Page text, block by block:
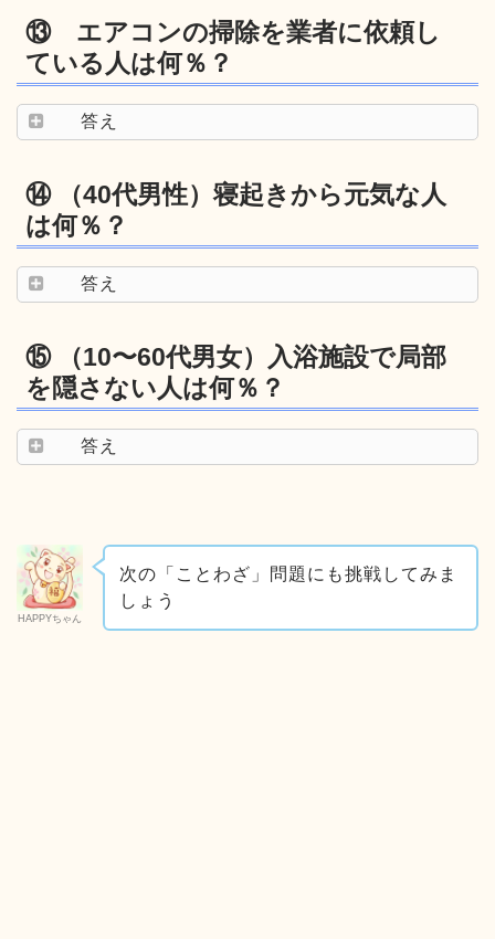
⑬ エアコンの掃除を業者に依頼し
ている人は何％？
答え
⑭ （40代男性）寝起きから元気な人
は何％？
答え
⑮ （10〜60代男女）入浴施設で局部
を隠さない人は何％？
答え
HAPPYちゃん
次の「ことわざ」問題にも挑戦してみま
しょう